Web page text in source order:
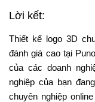
Lời kết:
Thiết kế logo 3D
đánh giá cao tại
của các doanh
nghiệp của bạn
chuyên nghiệp